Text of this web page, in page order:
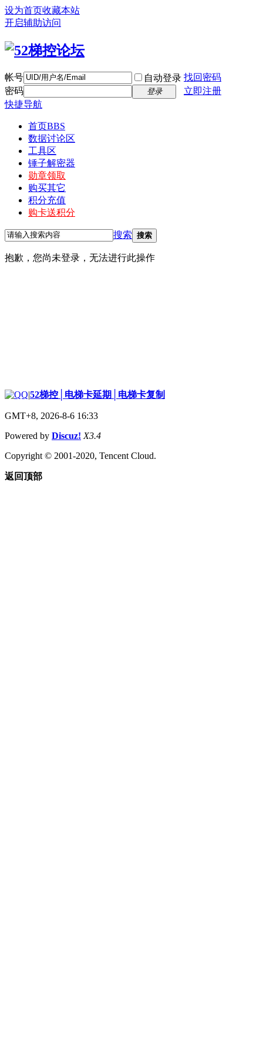
设为首页收藏本站
开启辅助访问
帐号 自动登录 找回密码
密码
登录
立即注册
快捷导航
首页BBS
数据讨论区
工具区
锤子解密器
勋章领取
购买其它
积分充值
购卡送积分
搜索 搜索
抱歉，您尚未登录，无法进行此操作
|52梯控│电梯卡延期│电梯卡复制
GMT+8, 2026-8-6 16:33
Powered by Discuz! X3.4
Copyright © 2001-2020, Tencent Cloud.
返回顶部